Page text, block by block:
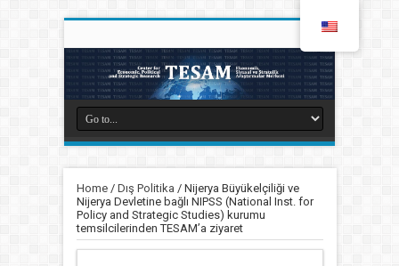
Home/ Dış Politika / Nijerya Büyükelçiliği ve
Nijerya Devletine bağlı NIPSS (National Inst. for
Policy and Strategic Studies) kurumu
temsilcilerinden TESAM’a ziyaret